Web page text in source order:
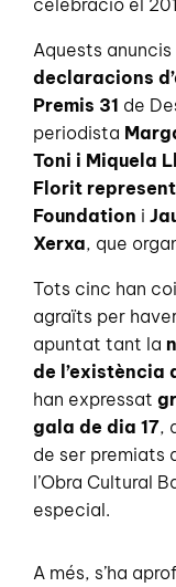
Aquests
declaracions
Premis 31 de
periodista
Toni i Miquela
Florit
Foundation i
Xerxa, que
Tots cinc han
agraïts per
apuntat tant la
de l’existència
han expressat
gala de dia 17,
de ser premiats
l’Obra Cultural
especial.
A més, s’ha